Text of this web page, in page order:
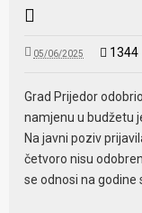
05/06/2025 1344
Grad Prijedor
namjenu u budžetu
Na javni poziv
četvoro nisu
se odnosi na godine